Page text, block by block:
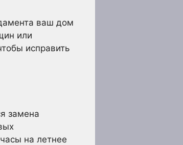
ваш дом
или
исправить
замена
на летнее